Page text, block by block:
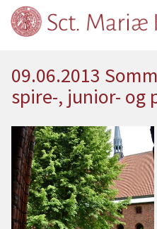
09.06.2013
spire-, junior- og